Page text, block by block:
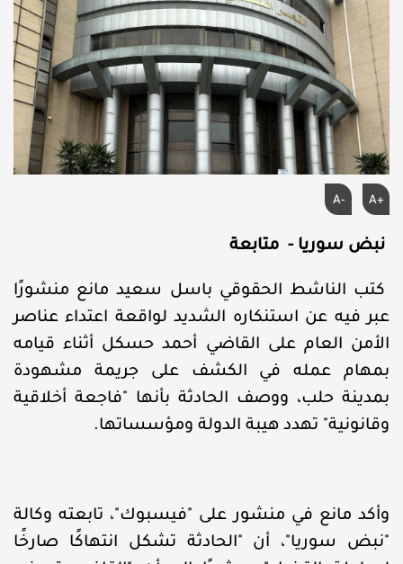
A+
A-
نبض سوريا - متابعة
كتب الناشط الحقوقي باسل سعيد مانع منشورًا
عبر فيه عن استنكاره الشديد لواقعة اعتداء عناصر
الأمن العام على القاضي أحمد حسكل أثناء قيامه
بمهام عمله في الكشف على جريمة مشهودة
بمدينة حلب، ووصف الحادثة بأنها "فاجعة أخلاقية
وقانونية" تهدد هيبة الدولة ومؤسساتها.
وأكد مانع في منشور على "فيسبوك"، تابعته وكالة
"نبض سوريا"، أن "الحادثة تشكل انتهاكًا صارخًا